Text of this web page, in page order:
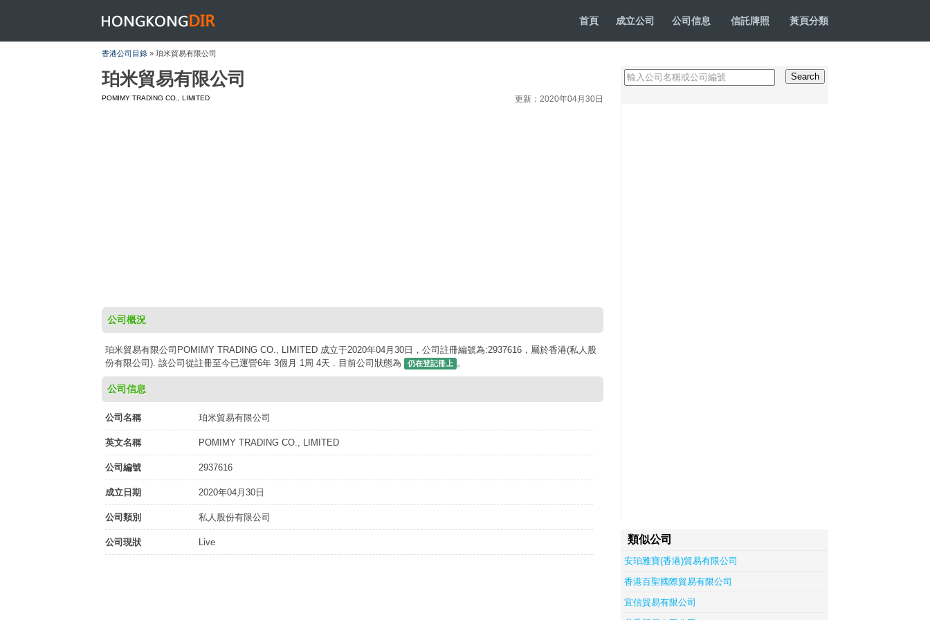
HONGKONGDIR 首頁 成立公司 公司信息 信託牌照 黃頁分類
香港公司目錄 » 珀米貿易有限公司
珀米貿易有限公司
POMIMY TRADING CO., LIMITED 更新：2020年04月30日
公司概況
珀米貿易有限公司POMIMY TRADING CO., LIMITED 成立于2020年04月30日，公司註冊編號為:2937616，屬於香港(私人股
份有限公司). 該公司從註冊至今已運營6年 3個月 1周 4天 . 目前公司狀態為
仍在登記冊上 。
公司信息
公司名稱 珀米貿易有限公司
英文名稱 POMIMY TRADING CO., LIMITED
公司編號 2937616
成立日期 2020年04月30日
公司類別 私人股份有限公司
公司現狀 Live 類似公司
安珀雅寶(香港)貿易有限公司
香港百聖國際貿易有限公司
宜信貿易有限公司